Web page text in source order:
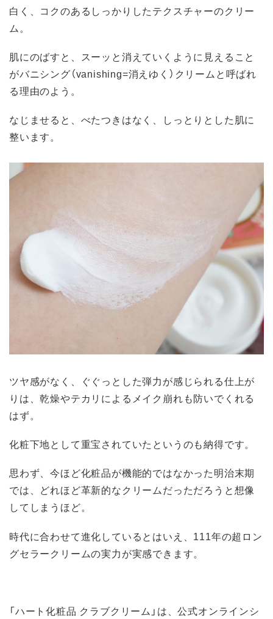
白く、コクのあるしっかりしたテクスチャーのクリー
ム。
肌にのばすと、スーッと消えていくように見えること
がバニシング（vanishing=消えゆく）クリームと呼ばれ
る理由のよう。
なじませると、べたつきはなく、しっとりとした肌に
整います。
ツヤ感がなく、ぐぐっとした弾力が感じられる仕上が
りは、乾燥やテカリによるメイク崩れも防いでくれる
はず。
化粧下地として重宝されていたというのも納得です。
思わず、今ほど化粧品が機能的ではなかった明治末期
では、どれほど革新的なクリームだっただろうと想像
してしまうほど。
時代に合わせて進化しているとはいえ、111年の超ロン
グセラークリームの実力が実感できます。
「ハート化粧品 クラブクリーム」は、公式オンラインシ